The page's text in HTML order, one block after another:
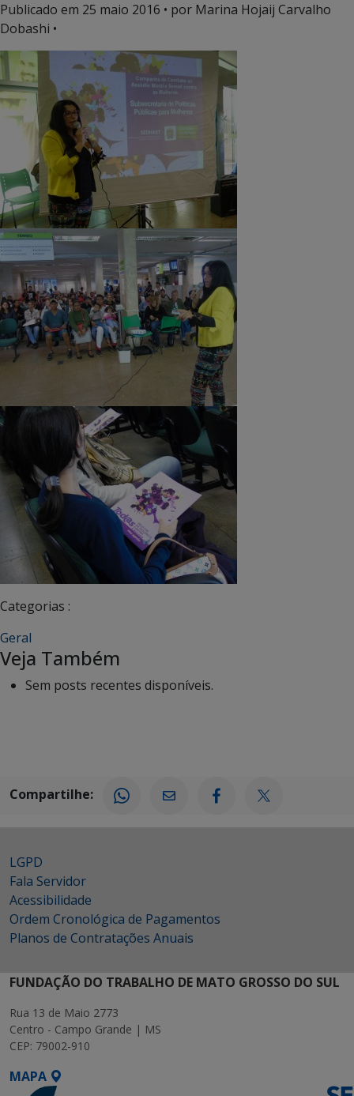
Publicado em 25 maio 2016 • por Marina Hojaij Carvalho
Dobashi •
Categorias :
Geral
Veja Também
Sem posts recentes disponíveis.
Compartilhe:
LGPD
Fala Servidor
Acessibilidade
Ordem Cronológica de Pagamentos
Planos de Contratações Anuais
FUNDAÇÃO DO TRABALHO DE MATO GROSSO DO SUL
Rua 13 de Maio 2773
Centro - Campo Grande | MS
CEP: 79002-910
MAPA